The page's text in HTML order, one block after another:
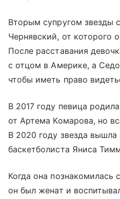
Вторым супругом звезды
Чернявский, от которого
После расставания
с отцом в Америке, а
чтобы иметь право
В 2017 году певица
от Артема Комарова, но
В 2020 году звезда вышла
баскетболиста Яниса
Когда она познакомилась
он был женат и